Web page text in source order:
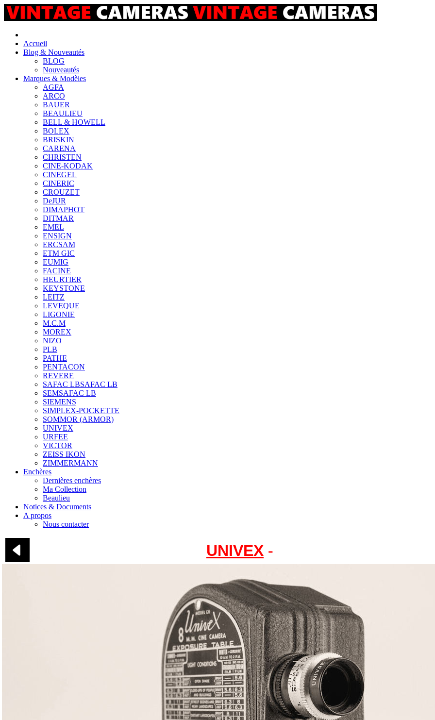
Accueil
Blog & Nouveautés
BLOG
Nouveautés
Marques & Modèles
AGFA
ARCO
BAUER
BEAULIEU
BELL & HOWELL
BOLEX
BRISKIN
CARENA
CHRISTEN
CINE-KODAK
CINEGEL
CINERIC
CROUZET
DeJUR
DIMAPHOT
DITMAR
EMEL
ENSIGN
ERCSAM
ETM GIC
EUMIG
FACINE
HEURTIER
KEYSTONE
LEITZ
LEVEQUE
LIGONIE
M.C.M
MOREX
NIZO
PLB
PATHE
PENTACON
REVERE
SAFAC LBSAFAC LB
SEMSAFAC LB
SIEMENS
SIMPLEX-POCKETTE
SOMMOR (ARMOR)
UNIVEX
URFEE
VICTOR
ZEISS IKON
ZIMMERMANN
Enchères
Dernières enchères
Ma Collection
Beaulieu
Notices & Documents
A propos
Nous contacter
UNIVEX -